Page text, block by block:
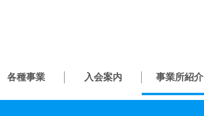
各種事業 入会案内 事業所紹介